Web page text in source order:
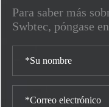
Para saber más
Swbtec, póngase